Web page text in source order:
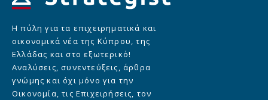
Η πύλη για τα επιχειρηματικά και
οικονομικά νέα της Κύπρου, της
Ελλάδας και στο εξωτερικό!
Αναλύσεις, συνεντεύξεις, άρθρα
γνώμης και όχι μόνο για την
Οικονομία, τις Επιχειρήσεις, τον